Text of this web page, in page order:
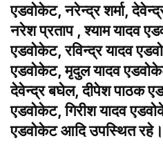
एडवोकेट, नरेन्द्र शर्मा,
नरेश प्रताप , श्याम यादव
एडवोकेट, रविन्द्र यादव
एडवोकेट, मृदुल यादव
देवेन्द्र बघेल, दीपेश पाठक
एडवोकेट, गिरीश यादव
एडवोकेट आदि उपस्थित रहे।